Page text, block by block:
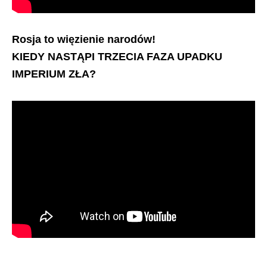
Rosja to więzienie narodów!
KIEDY NASTĄPI TRZECIA FAZA UPADKU
IMPERIUM ZŁA?